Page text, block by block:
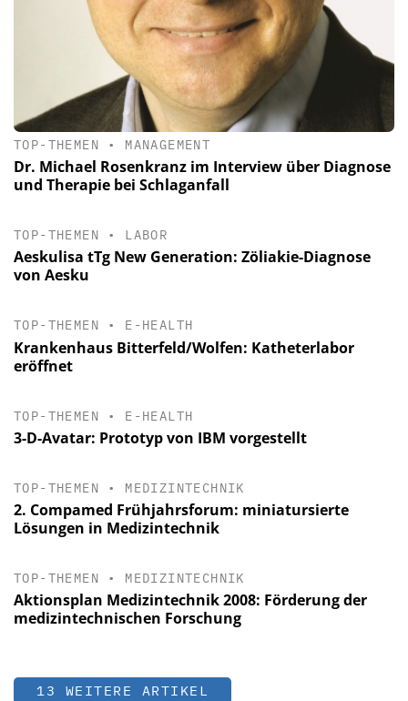
TOP-THEMEN • MANAGEMENT
Dr. Michael Rosenkranz im Interview über Diagnose
und Therapie bei Schlaganfall
TOP-THEMEN • LABOR
Aeskulisa tTg New Generation: Zöliakie-Diagnose
von Aesku
TOP-THEMEN • E-HEALTH
Krankenhaus Bitterfeld/Wolfen: Katheterlabor
eröffnet
TOP-THEMEN • E-HEALTH
3-D-Avatar: Prototyp von IBM vorgestellt
TOP-THEMEN • MEDIZINTECHNIK
2. Compamed Frühjahrsforum: miniatursierte
Lösungen in Medizintechnik
TOP-THEMEN • MEDIZINTECHNIK
Aktionsplan Medizintechnik 2008: Förderung der
medizintechnischen Forschung
13 WEITERE ARTIKEL